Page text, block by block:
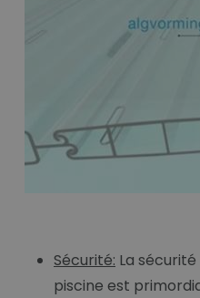
Sécurité: La
piscine est